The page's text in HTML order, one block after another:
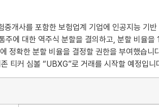
사를 포함한 보험업계 기업에 인공지능 기
에 대한 역주식 분할을 결의하고, 분할 비율
정확한 분할 비율을 결정할 권한을 부여했
티커 심볼 “UBXG”로 거래를 시작할 예정입